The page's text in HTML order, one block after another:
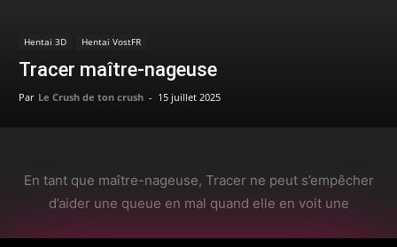
Hentai 3D Hentai VostFR
Tracer maître-nageuse
Par Le Crush de ton crush - 15 juillet 2025
En tant que maître-nageuse, Tracer ne peut s’empêcher
d’aider une queue en mal quand elle en voit une